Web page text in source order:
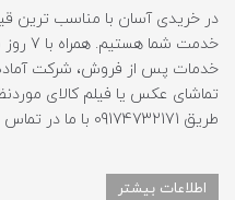
در خریدی آسان با مناسب ترین
خدمت
خدمات پس از فروش، شرکت
تماشای عکس یا فیلم کالای
طریق 09174732171 با ما در تماس باشید).
اطلاعات بیشتر